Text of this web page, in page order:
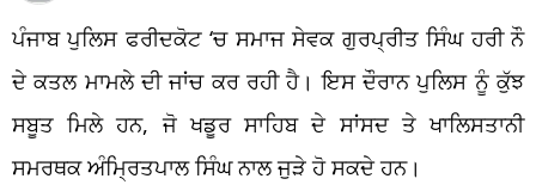
ਪੰਜਾਬ ਪੁਲਿਸ ਫਰੀਦਕੋਟ ‘ਚ ਸਮਾਜ ਸੇਵਕ ਗੁਰਪ੍ਰੀਤ ਸਿੰਘ ਹਰੀ ਨੌ
ਦੇ ਕਤਲ ਮਾਮਲੇ ਦੀ ਜਾਂਚ ਕਰ ਰਹੀ ਹੈ। ਇਸ ਦੌਰਾਨ ਪੁਲਿਸ ਨੂੰ ਕੁੱਝ
ਸਬੂਤ ਮਿਲੇ ਹਨ, ਜੋ ਖਡੂਰ ਸਾਹਿਬ ਦੇ ਸਾਂਸਦ ਤੇ ਖਾਲਿਸਤਾਨੀ
ਸਮਰਥਕ ਅੰਮ੍ਰਿਤਪਾਲ ਸਿੰਘ ਨਾਲ ਜੁੜੇ ਹੋ ਸਕਦੇ ਹਨ।